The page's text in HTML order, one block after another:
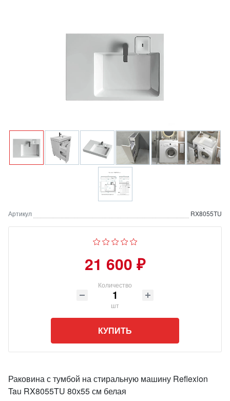
Артикул RX8055TU
21 600 ₽
Количество
шт
КУПИТЬ
Раковина с тумбой на стиральную машину Reflexion
Tau RX8055TU 80х55 см белая